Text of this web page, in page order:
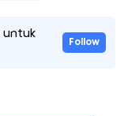
untuk
Follow